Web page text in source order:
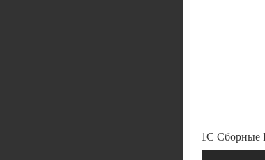
1С Сборные